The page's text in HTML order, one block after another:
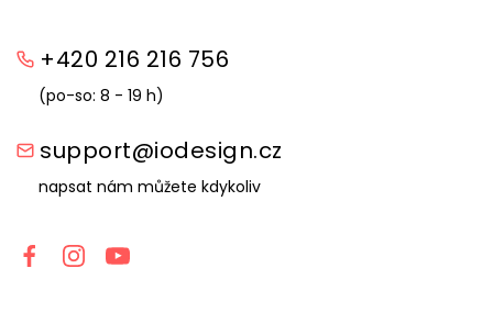
+420 216 216 756
(po-so: 8 - 19 h)
support@iodesign.cz
napsat nám můžete kdykoliv